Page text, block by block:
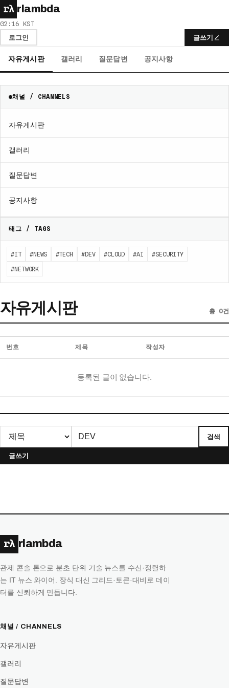
rλ rlambda
02:16 KST
로그인
글쓰기
자유게시판 갤러리 질문답변 공지사항
채널 / CHANNELS
자유게시판
갤러리
질문답변
공지사항
태그 / TAGS
#IT #NEWS #TECH #DEV #CLOUD #AI #SECURITY
#NETWORK
자유게시판 총 0건
판
게
번호 제목 작성자
등록된 글이 없습니다.
검색
글쓰기
rλ rlambda
관제 콘솔 톤으로 분초 단위 기술 뉴스를 수신·정렬하
는 IT 뉴스 와이어. 장식 대신 그리드·토큰·대비로 데이
터를 신뢰하게 만듭니다.
채널 / CHANNELS
자유게시판
갤러리
질문답변